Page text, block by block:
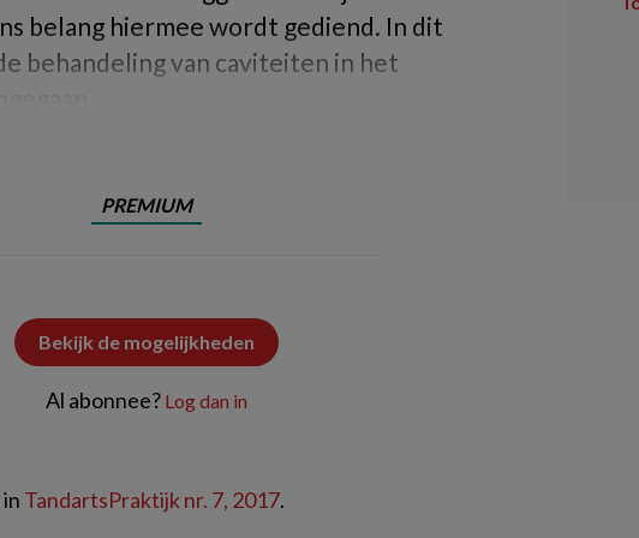
belang hiermee wordt gediend. In dit
behandeling van caviteiten in het
PREMIUM
Bekijk de mogelijkheden
Al abonnee? Log dan in
TandartsPraktijk nr. 7, 2017.